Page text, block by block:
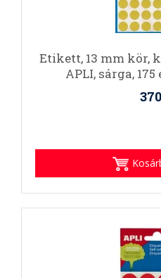
Etikett, 13 mm kör,
APLI, sárga,